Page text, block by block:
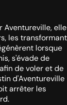
Aventureville, elle
les transformant
lorsque
s'évade de
de voler et de
d'Aventureville
arrêter les